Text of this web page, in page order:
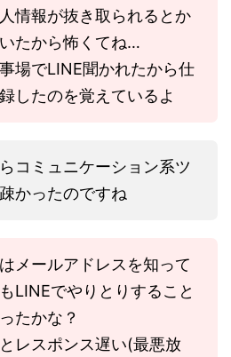
情報が抜き取られるとか
たから怖くてね…
場でLINE聞かれたから仕
したのを覚えているよ
コミュニケーション系ツ
かったのですね
メールアドレスを知って
LINEでやりとりすること
たかな？
レスポンス遅い(最悪放